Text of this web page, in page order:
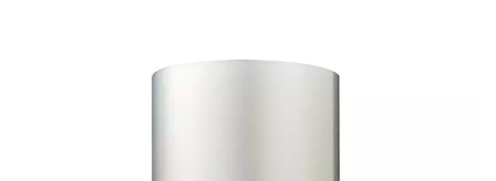
Hoạt - Der Yiing Plastic